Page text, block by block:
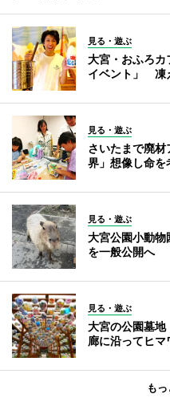
見る・遊ぶ
大宮・おふろカ
イベント」 凍
見る・遊ぶ
さいたまで廃
界」想像し命を
見る・遊ぶ
大宮公園小動
を一般公開へ
見る・遊ぶ
大宮の公園墓
廊に沿ってヒマ
も